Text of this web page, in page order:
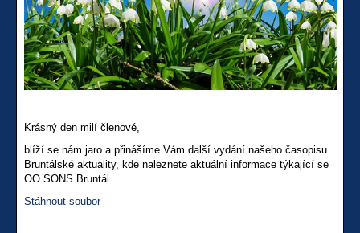
Krásný den milí členové,
blíží se nám jaro a přinášíme Vám další vydání našeho časopisu
Bruntálské aktuality, kde naleznete aktuální informace týkající se
OO SONS Bruntál.
Stáhnout soubor